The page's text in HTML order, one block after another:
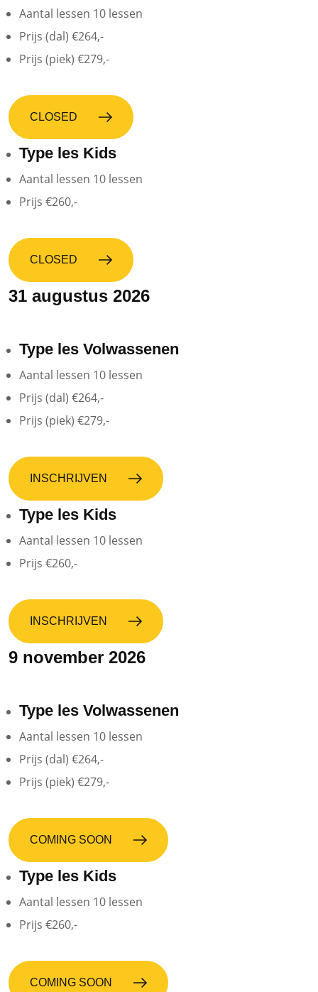
Aantal lessen 10 lessen
Prijs (dal) €264,-
Prijs (piek) €279,-
CLOSED
Type les Kids
Aantal lessen 10 lessen
Prijs €260,-
CLOSED
31 augustus 2026
Type les Volwassenen
Aantal lessen 10 lessen
Prijs (dal) €264,-
Prijs (piek) €279,-
INSCHRIJVEN
Type les Kids
Aantal lessen 10 lessen
Prijs €260,-
INSCHRIJVEN
9 november 2026
Type les Volwassenen
Aantal lessen 10 lessen
Prijs (dal) €264,-
Prijs (piek) €279,-
COMING SOON
Type les Kids
Aantal lessen 10 lessen
Prijs €260,-
COMING SOON